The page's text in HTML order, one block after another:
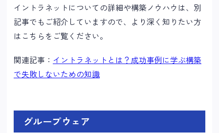
イントラネットについての詳細や構築ノウハウは、別
記事でもご紹介していますので、より深く知りたい方
はこちらをご覧ください。
関連記事： イントラネットとは？成功事例に学ぶ構築
で失敗しないための知識
グループウェア